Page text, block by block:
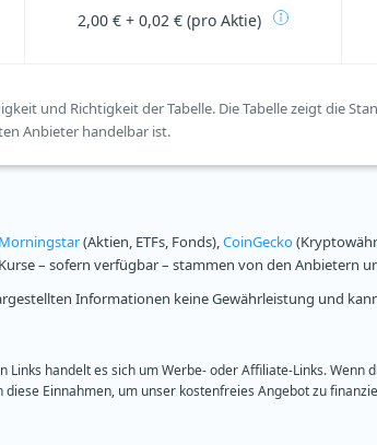
2,00 € + 0,02 € (pro Aktie)
und Richtigkeit der Tabelle. Die Tabelle zeigt die
Anbieter handelbar ist.
Morningstar(Aktien, ETFs, Fonds),CoinGecko
– sofern verfügbar – stammen von den Anbietern
Informationen keine Gewährleistung und
Links handelt es sich um Werbe- oder Affiliate-Links.
Einnahmen, um unser kostenfreies Angebot zu